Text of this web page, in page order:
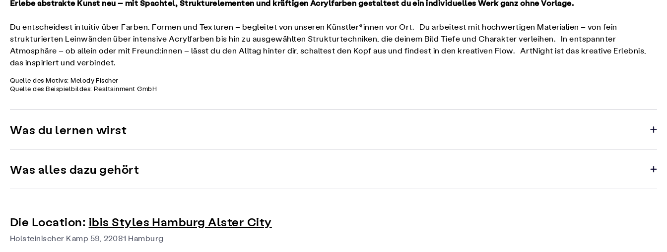
Erlebe abstrakte Kunst neu – mit Spachtel, Strukturelementen und kräftigen Acrylfarben gestaltest du ein individuelles Werk ganz ohne Vorlage.
Du entscheidest intuitiv über Farben, Formen und Texturen – begleitet von unseren Künstler*innen vor Ort. Du arbeitest mit hochwertigen Materialien – von fein
strukturierten Leinwänden über intensive Acrylfarben bis hin zu ausgewählten Strukturtechniken, die deinem Bild Tiefe und Charakter verleihen. In entspannter
Atmosphäre – ob allein oder mit Freund:innen – lässt du den Alltag hinter dir, schaltest den Kopf aus und findest in den kreativen Flow. ArtNight ist das kreative Erlebnis,
das inspiriert und verbindet.
Quelle des Motivs: Melody Fischer
Quelle des Beispielbildes: Realtainment GmbH
Was du lernen wirst
Was alles dazu gehört
Die Location: ibis Styles Hamburg Alster City
Holsteinischer Kamp 59, 22081 Hamburg